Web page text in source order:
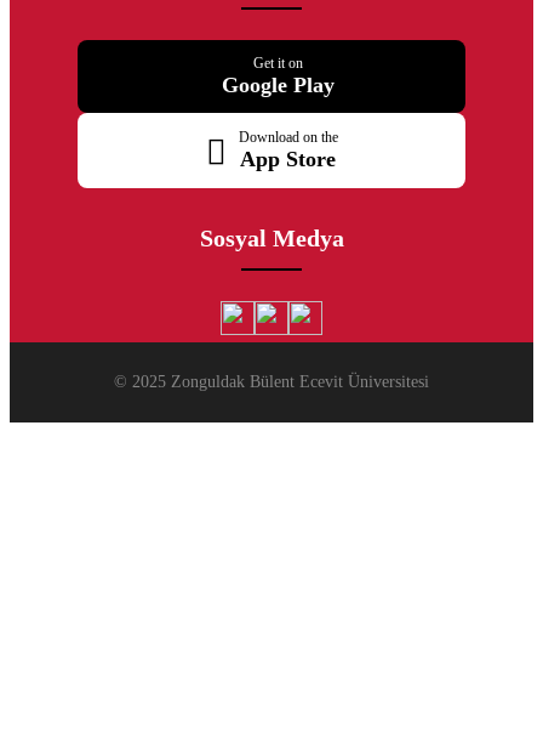
Get it on
Google Play
Download on the
App Store
Sosyal Medya
© 2025 Zonguldak Bülent Ecevit Üniversitesi